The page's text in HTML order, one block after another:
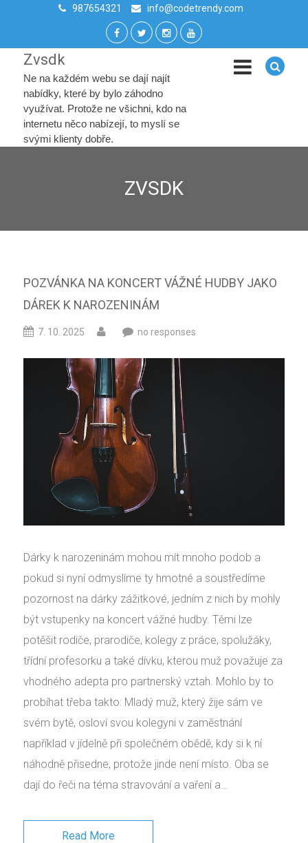
987654321 info@codetrendy.com
Zvsdk
Ne na každém webu se dají najít
nabídky, které by bylo záhodno
využívat. Protože ne všichni, kdo na
internetu něco nabízejí, to myslí se
svými klienty dobře.
ZVSDK
POZVÁNKA NA KONCERT VÁŽNÉ HUDBY JAKO
DÁREK K NAROZENINÁM
7. 10. 2025 no responses
Dárky k narozeninám mohou mít mnoho podob a
pokud si nyní odmyslíme ty hmotné a soustředíme
pozornost na dárky zážitkové, jedním z nich by mohly
být vstupenky na koncert vážné hudby. Těmi lze
potěšit rodiče, prarodiče, kolegy z práce, spolužáky,
třídní profesorku a také dívku, kterou muž považuje za
vhodného adepta pro partnerský vztah. Mohlo by to
probíhat třeba takto: Mladý muž, který žije sám ve
svém bytě, osloví svou kolegyni v zaměstnání
například v jídelně při společném obědě, kdy si k ní
náhodně přisedne, protože jinde není místo. Oba se
dají do řeči na téma stravování a vaření a…
Read More